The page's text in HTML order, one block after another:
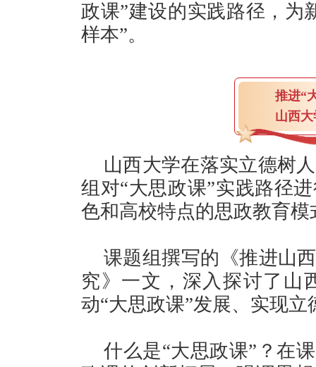
政课”建设的实践路径，为
样本”。
推进
山西
山西大学在落实立德树
组对“大思政课”实践路径
色和高校特点的思政教育模
课题组撰写的《推进山
究》一文，深入探讨了山
动“大思政课”发展、实现
什么是“大思政课”？在